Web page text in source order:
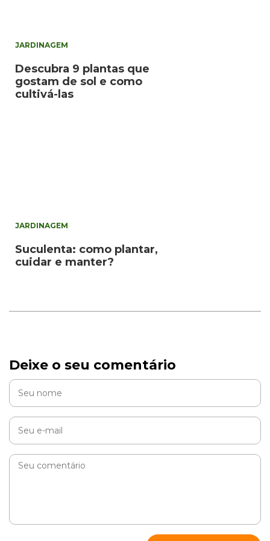
JARDINAGEM
Descubra 9 plantas que
gostam de sol e como
cultivá-las
JARDINAGEM
Suculenta: como plantar,
cuidar e manter?
Deixe o seu comentário